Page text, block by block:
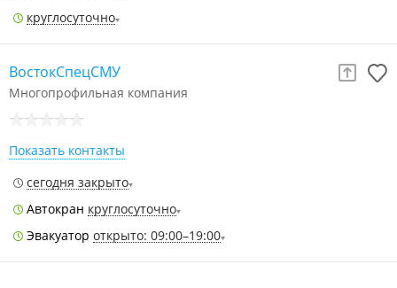
круглосуточно
ВостокСпецСМУ
Многопрофильная компания
Показать контакты
сегодня закрыто
Автокран круглосуточно
Эвакуатор открыто: 09:00–19:00